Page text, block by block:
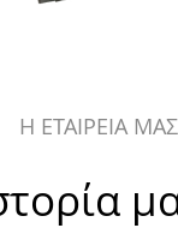
Η ΕΤΑΙΡΕΙΑ ΜΑΣ